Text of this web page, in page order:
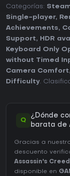
Categorías:
Single-player,
Achievements,
Support, HDR
Keyboard Only
without Timed
Camera Comfort,
Difficulty.
Q
¿Dónde
barata de
Gracias a
descuento
Assassin's
disponible en